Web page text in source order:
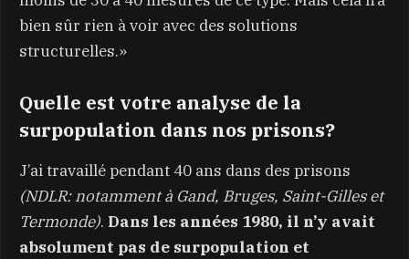
bien sûr rien à voir avec des solutions
structurelles.»
Quelle est votre analyse de la
surpopulation dans nos prisons?
J’ai travaillé pendant 40 ans dans des prisons
(NDLR: notamment à Gand, Bruges, Saint-Gilles et
Termonde). Dans les années 1980, il n’y avait
absolument pas de surpopulation et